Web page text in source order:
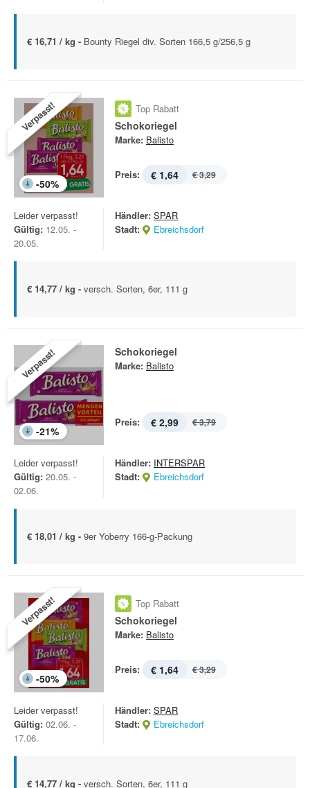
€ 16,71 / kg - Bounty Riegel div. Sorten 166,5 g/256,5 g
Verpasst!
-50%
Top Rabatt
Schokoriegel
Marke: Balisto
Preis: € 1,64 € 3,29
Leider verpasst!
Gültig: 12.05. -
20.05.
Händler: SPAR
Stadt:
Ebreichsdorf
€ 14,77 / kg - versch. Sorten, 6er, 111 g
Verpasst!
-21%
Schokoriegel
Marke: Balisto
Preis: € 2,99 € 3,79
Leider verpasst!
Gültig: 20.05. -
02.06.
Händler: INTERSPAR
Stadt:
Ebreichsdorf
€ 18,01 / kg - 9er Yoberry 166-g-Packung
Verpasst!
-50%
Top Rabatt
Schokoriegel
Marke: Balisto
Preis: € 1,64 € 3,29
Leider verpasst!
Gültig: 02.06. -
17.06.
Händler: SPAR
Stadt:
Ebreichsdorf
€ 14,77 / kg - versch. Sorten, 6er, 111 g